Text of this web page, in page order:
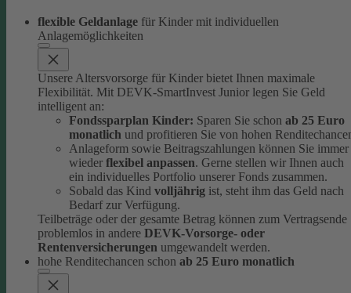
flexible Geldanlage für Kinder mit individuellen
Anlagemöglichkeiten
Unsere Altersvorsorge für Kinder bietet Ihnen maximale
Flexibilität. Mit DEVK-SmartInvest Junior legen Sie Geld
intelligent an:
Fondssparplan Kinder: Sparen Sie schon ab 25 Euro
monatlich und profitieren Sie von hohen
Anlageform sowie Beitragszahlungen können Sie immer
wieder flexibel anpassen. Gerne stellen wir Ihnen auch
ein individuelles Portfolio unserer Fonds zusammen.
Sobald das Kind volljährig ist, steht ihm das Geld nach
Bedarf zur Verfügung.
Teilbeträge oder der gesamte Betrag können zum Vertragsende
problemlos in andere DEVK-Vorsorge- oder
Rentenversicherungen umgewandelt werden.
hohe Renditechancen schon ab 25 Euro monatlich